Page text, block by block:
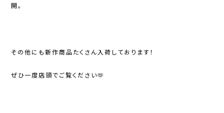
開。
その他にも新作商品たくさん入荷しております！
ぜひ一度店頭でご覧ください🫶